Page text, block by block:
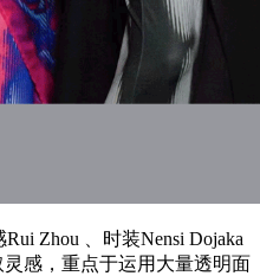
Zhou 、时装Nensi Dojaka
感，重点于运用大量透明面